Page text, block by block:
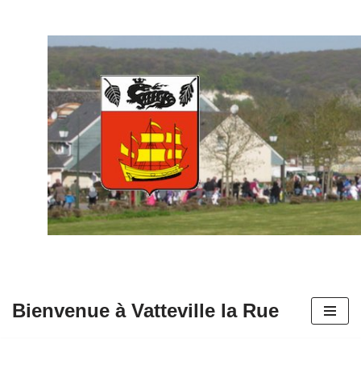
contenu
Bienvenue à Vatteville la Rue